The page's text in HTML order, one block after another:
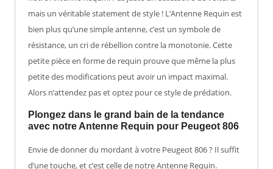
mais un véritable statement de style ! L’Antenne Requin est
bien plus qu’une simple antenne, c’est un symbole de
résistance, un cri de rébellion contre la monotonie. Cette
petite pièce en forme de requin prouve que même la plus
petite des modifications peut avoir un impact maximal.
Alors n’attendez pas et optez pour ce style de prédation.
Plongez dans le grand bain de la tendance
avec notre Antenne Requin pour Peugeot 806
Envie de donner du mordant à votre Peugeot 806 ? Il suffit
d’une touche, et c’est celle de notre Antenne Requin.